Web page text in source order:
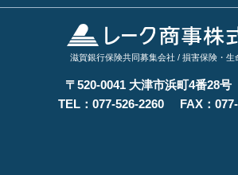
滋賀銀行保険共同募集会社 / 損害保険・生
〒520-0041 大津市浜町4番28
TEL：077-526-2260 FAX：